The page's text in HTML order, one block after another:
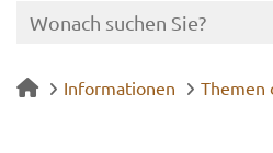
Informationen Themen